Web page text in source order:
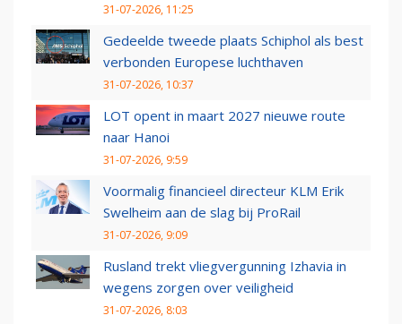
31-07-2026, 11:25
Gedeelde tweede plaats Schiphol als best
verbonden Europese luchthaven
31-07-2026, 10:37
LOT opent in maart 2027 nieuwe route
naar Hanoi
31-07-2026, 9:59
Voormalig financieel directeur KLM Erik
Swelheim aan de slag bij ProRail
31-07-2026, 9:09
Rusland trekt vliegvergunning Izhavia in
wegens zorgen over veiligheid
31-07-2026, 8:03